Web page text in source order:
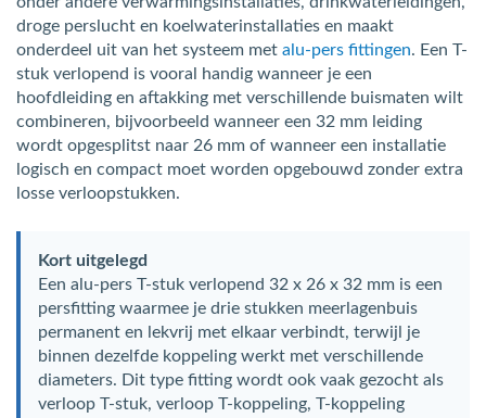
droge perslucht en koelwaterinstallaties en maakt
onderdeel uit van het systeem met alu-pers fittingen. Een T-
stuk verlopend is vooral handig wanneer je een
hoofdleiding en aftakking met verschillende buismaten wilt
combineren, bijvoorbeeld wanneer een 32 mm leiding
wordt opgesplitst naar 26 mm of wanneer een installatie
logisch en compact moet worden opgebouwd zonder extra
losse verloopstukken.
Kort uitgelegd
Een alu-pers T-stuk verlopend 32 x 26 x 32 mm is een
persfitting waarmee je drie stukken meerlagenbuis
permanent en lekvrij met elkaar verbindt, terwijl je
binnen dezelfde koppeling werkt met verschillende
diameters. Dit type fitting wordt ook vaak gezocht als
verloop T-stuk, verloop T-koppeling, T-koppeling